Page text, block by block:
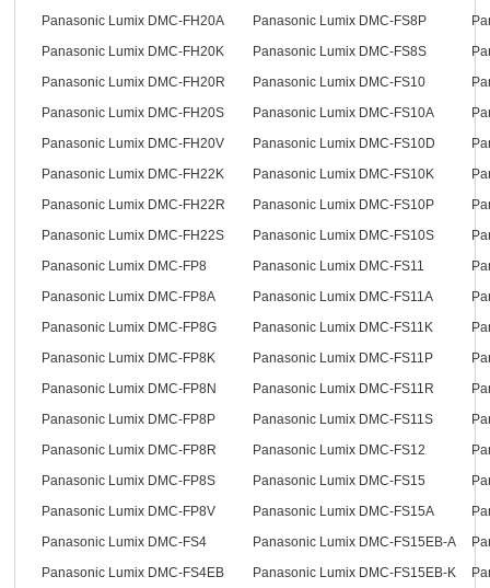
Panasonic Lumix DMC-FH20A
Panasonic Lumix DMC-FS8P
Panasonic Lumix DMC-FH20K
Panasonic Lumix DMC-FS8S
Panasonic Lumix DMC-FH20R
Panasonic Lumix DMC-FS10
Panasonic Lumix DMC-FH20S
Panasonic Lumix DMC-FS10A
Panasonic Lumix DMC-FH20V
Panasonic Lumix DMC-FS10D
Panasonic Lumix DMC-FH22K
Panasonic Lumix DMC-FS10K
Panasonic Lumix DMC-FH22R
Panasonic Lumix DMC-FS10P
Panasonic Lumix DMC-FH22S
Panasonic Lumix DMC-FS10S
Panasonic Lumix DMC-FP8
Panasonic Lumix DMC-FS11
Panasonic Lumix DMC-FP8A
Panasonic Lumix DMC-FS11A
Panasonic Lumix DMC-FP8G
Panasonic Lumix DMC-FS11K
Panasonic Lumix DMC-FP8K
Panasonic Lumix DMC-FS11P
Panasonic Lumix DMC-FP8N
Panasonic Lumix DMC-FS11R
Panasonic Lumix DMC-FP8P
Panasonic Lumix DMC-FS11S
Panasonic Lumix DMC-FP8R
Panasonic Lumix DMC-FS12
Panasonic Lumix DMC-FP8S
Panasonic Lumix DMC-FS15
Panasonic Lumix DMC-FP8V
Panasonic Lumix DMC-FS15A
Panasonic Lumix DMC-FS4
Panasonic Lumix DMC-FS15EB-A
Panasonic Lumix DMC-FS4EB
Panasonic Lumix DMC-FS15EB-K